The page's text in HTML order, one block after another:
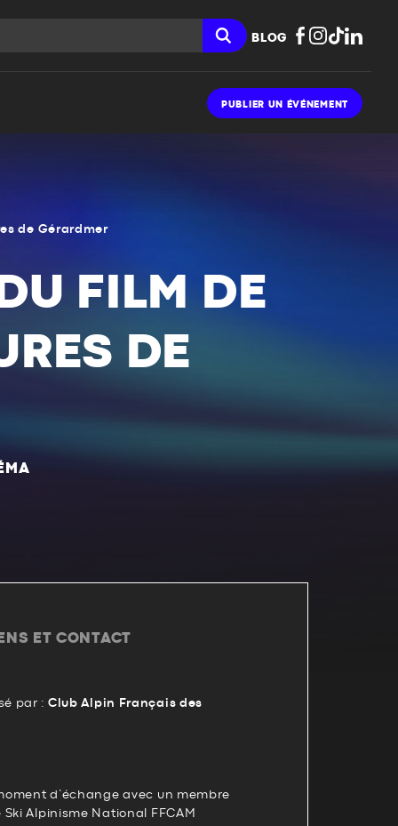
BLOG
PUBLIER UN ÉVÉNEMENT
de Gérardmer
FILM DE
DE
ET CONTACT
par : Club Alpin Français des
d’échange avec un membre
Alpinisme National FFCAM